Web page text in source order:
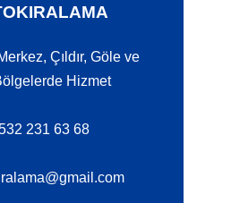
Çıldır, Göle ve
Hizmet
231 63 68